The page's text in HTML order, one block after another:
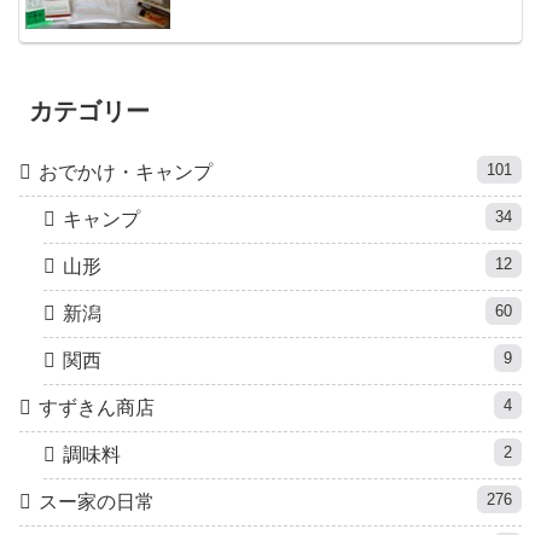
カテゴリー
おでかけ・キャンプ 101
キャンプ 34
山形 12
新潟 60
関西 9
すずきん商店 4
調味料 2
スー家の日常 276